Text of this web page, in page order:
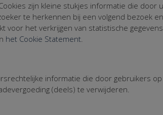
zijn kleine stukjes informatie die door
te herkennen bij een volgend bezoek
het verkrijgen van statistische
het Cookie Statement.
informatie die door gebruikers
(deels) te verwijderen.